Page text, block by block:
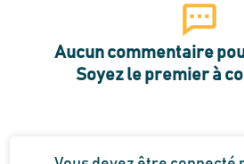
Aucun commentaire
Soyez le premier à